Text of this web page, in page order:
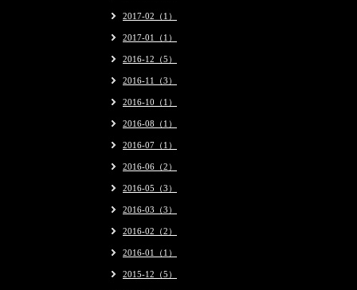
2017-02（1）
2017-01（1）
2016-12（5）
2016-11（3）
2016-10（1）
2016-08（1）
2016-07（1）
2016-06（2）
2016-05（3）
2016-03（3）
2016-02（2）
2016-01（1）
2015-12（5）